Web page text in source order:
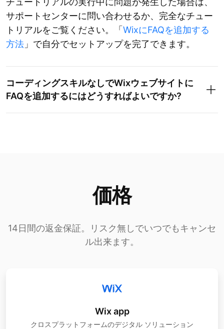
サポートセンターに問い合わせるか、完全なチュー
トリアルをご覧ください。「WixにFAQを追加する
方法 」で自分でセットアップを完了できます。
コーディングスキルなしでWixウェブサイトに
FAQを追加するにはどうすればよいですか?
価格
14日間の返金保証。リスク無しでいつでもキャンセ
ル出来ます。
Wix app
クロスプラットフォームのデジタル ソリューション